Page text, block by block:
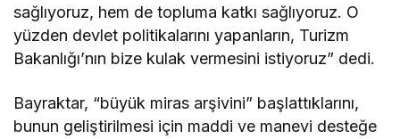
sağlıyoruz, hem de topluma katkı sağlıyoruz. O
yüzden devlet politikalarını yapanların, Turizm
Bakanlığı’nın bize kulak vermesini istiyoruz” dedi.
Bayraktar, “büyük miras arşivini” başlattıklarını,
bunun geliştirilmesi için maddi ve manevi desteğe